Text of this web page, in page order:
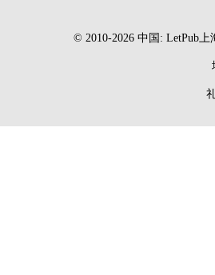
© 2010-2026 中国: LetPub上